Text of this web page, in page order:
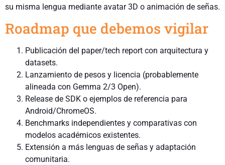
su misma lengua mediante avatar 3D o animación de señas.
Roadmap que debemos vigilar
Publicación del paper/tech report con arquitectura y
datasets.
Lanzamiento de pesos y licencia (probablemente
alineada con Gemma 2/3 Open).
Release de SDK o ejemplos de referencia para
Android/ChromeOS.
Benchmarks independientes y comparativas con
modelos académicos existentes.
Extensión a más lenguas de señas y adaptación
comunitaria.